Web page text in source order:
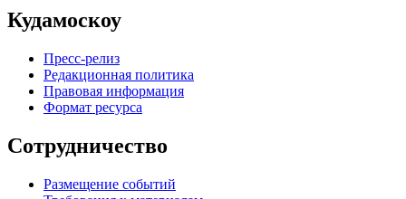
Кудамоскоу
Пресс-релиз
Редакционная политика
Правовая информация
Формат ресурса
Сотрудничество
Размещение событий